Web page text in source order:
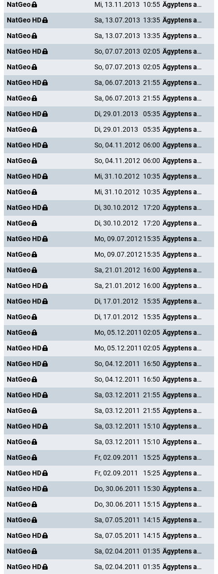
NatGeo
Mi, 13.11.2013 10:55
Ägyptens antike Unterwelt
NatGeo HD
Sa, 13.07.2013 13:35
Ägyptens antike Unterwelt
NatGeo
Sa, 13.07.2013 13:35
Ägyptens antike Unterwelt
NatGeo HD
So, 07.07.2013 02:05
Ägyptens antike Unterwelt
NatGeo
So, 07.07.2013 02:05
Ägyptens antike Unterwelt
NatGeo HD
Sa, 06.07.2013 21:55
Ägyptens antike Unterwelt
NatGeo
Sa, 06.07.2013 21:55
Ägyptens antike Unterwelt
NatGeo HD
Di, 29.01.2013 05:35
Ägyptens antike Unterwelt
NatGeo
Di, 29.01.2013 05:35
Ägyptens antike Unterwelt
NatGeo HD
So, 04.11.2012 06:00
Ägyptens antike Unterwelt
NatGeo
So, 04.11.2012 06:00
Ägyptens antike Unterwelt
NatGeo HD
Mi, 31.10.2012 10:35
Ägyptens antike Unterwelt
NatGeo
Mi, 31.10.2012 10:35
Ägyptens antike Unterwelt
NatGeo HD
Di, 30.10.2012 17:20
Ägyptens antike Unterwelt
NatGeo
Di, 30.10.2012 17:20
Ägyptens antike Unterwelt
NatGeo HD
Mo, 09.07.201215:35
Ägyptens antike Unterwelt
NatGeo
Mo, 09.07.201215:35
Ägyptens antike Unterwelt
NatGeo
Sa, 21.01.2012 16:00
Ägyptens antike Unterwelt
NatGeo HD
Sa, 21.01.2012 16:00
Ägyptens antike Unterwelt
NatGeo HD
Di, 17.01.2012 15:35
Ägyptens antike Unterwelt
NatGeo
Di, 17.01.2012 15:35
Ägyptens antike Unterwelt
NatGeo
Mo, 05.12.2011 02:05
Ägyptens antike Unterwelt
NatGeo HD
Mo, 05.12.2011 02:05
Ägyptens antike Unterwelt
NatGeo HD
So, 04.12.2011 16:50
Ägyptens antike Unterwelt
NatGeo
So, 04.12.2011 16:50
Ägyptens antike Unterwelt
NatGeo HD
Sa, 03.12.2011 21:55
Ägyptens antike Unterwelt
NatGeo
Sa, 03.12.2011 21:55
Ägyptens antike Unterwelt
NatGeo HD
Sa, 03.12.2011 15:10
Ägyptens antike Unterwelt
NatGeo
Sa, 03.12.2011 15:10
Ägyptens antike Unterwelt
NatGeo
Fr, 02.09.2011 15:25
Ägyptens antike Unterwelt
NatGeo HD
Fr, 02.09.2011 15:25
Ägyptens antike Unterwelt
NatGeo HD
Do, 30.06.2011 15:30
Ägyptens antike Unterwelt
NatGeo
Do, 30.06.2011 15:15
Ägyptens antike Unterwelt
NatGeo
Sa, 07.05.2011 14:15
Ägyptens antike Unterwelt
NatGeo HD
Sa, 07.05.2011 14:15
Ägyptens antike Unterwelt
NatGeo
Sa, 02.04.2011 01:35
Ägyptens antike Unterwelt
NatGeo HD
Sa, 02.04.2011 01:35
Ägyptens antike Unterwelt